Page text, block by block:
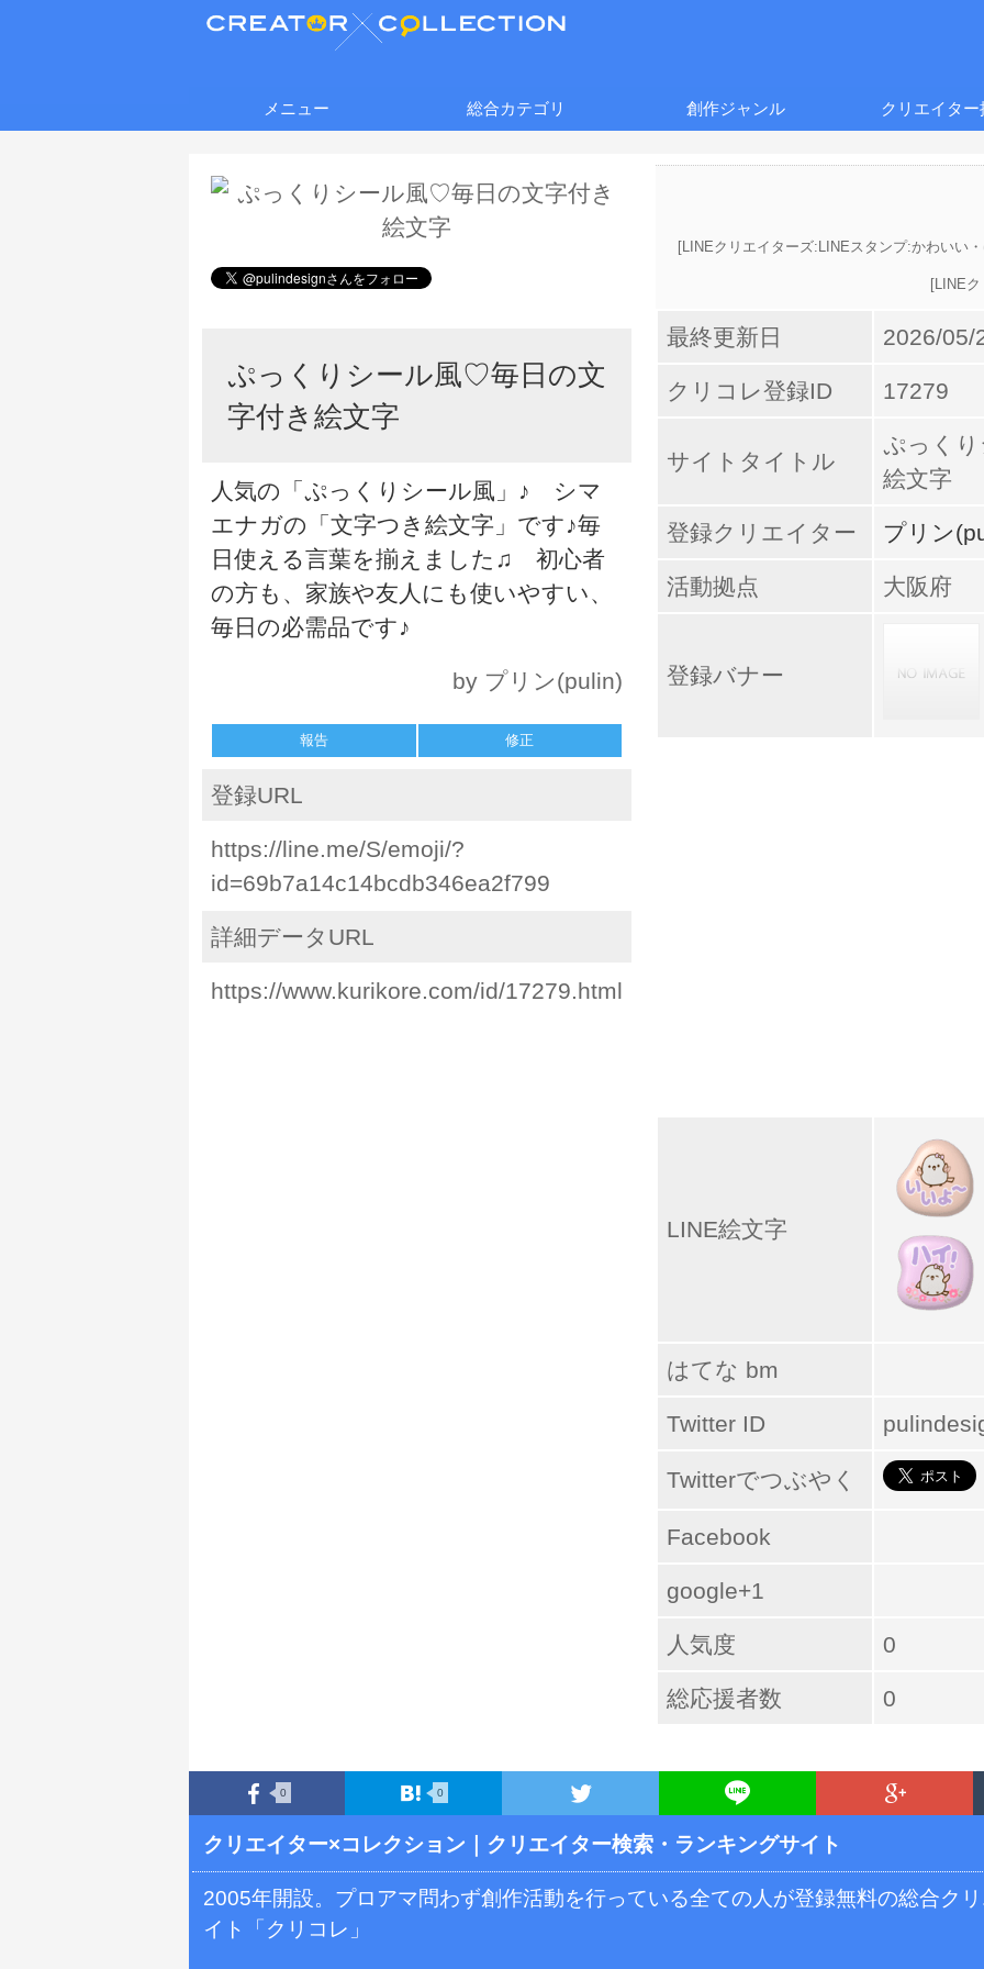
メニュー 総合カテゴリ 創作ジャンル クリエイタ
ぷっくりシール風♡毎日の文
字付き絵文字
人気の「ぷっくりシール風」♪ シマ
エナガの「文字つき絵文字」です♪毎
日使える言葉を揃えました♫ 初心者
の方も、家族や友人にも使いやすい、
毎日の必需品です♪
by プリン(pulin)
報告 修正
登録URL
https://line.me/S/emoji/?
id=69b7a14c14bcdb346ea2f799
詳細データURL
https://www.kurikore.com/id/17279.html
[ LINEクリエイターズ:LINEスタンプ:かわいい
[ LINE
最終更新日 2026/05/
クリコレ登録ID 17279
サイトタイトル
ぷっく
絵文字
登録クリエイター プリン
活動拠点 大阪府
登録バナー
LINE絵文字
はてな bm
Twitter ID
Twitterでつぶやく
Facebook
google+1
人気度 0
総応援者数 0
0 0
クリエイター×コレクション ｜クリエイター検索・ランキングサイト
2005年開設。プロアマ問わず創作活動を行っている全ての人が登録無料の総合ク
イト「クリコレ」